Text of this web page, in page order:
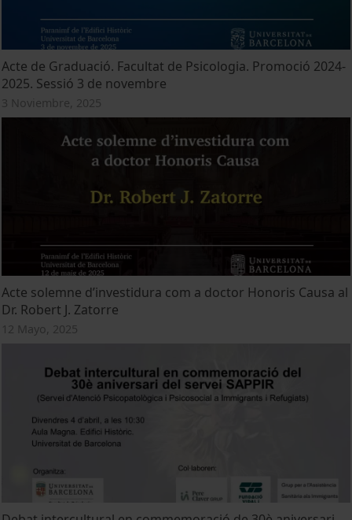
Acte de Graduació. Facultat de Psicologia. Promoció 2024-
2025. Sessió 3 de novembre
3 Noviembre, 2025
Acte solemne d’investidura com a doctor Honoris Causa al
Dr. Robert J. Zatorre
12 Mayo, 2025